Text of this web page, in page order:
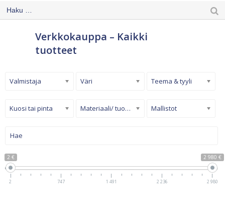
Verkkokauppa – Kaikki
tuotteet
2 € 2 980 €
2 747 1 491 2 236 2 980
Valmistaja Väri Teema & tyyli
Kuosi tai pinta Materiaali/ tuotetyyppi Mallistot